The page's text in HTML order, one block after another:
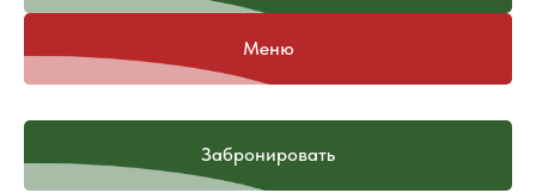
Меню
Забронировать